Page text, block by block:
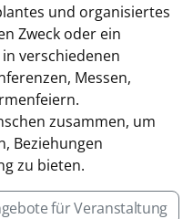
und organisiertes
Zweck oder ein
verschiedenen
Messen,
zusammen, um
Beziehungen
zu bieten.
für Veranstaltung